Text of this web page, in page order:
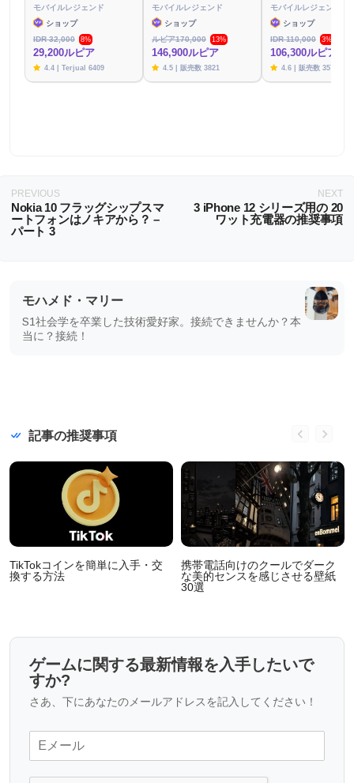
モバイルレジェンド
ショップ
IDR 32,000
8%
29,200ルピア
4.4 | Terjual 6409
モバイルレジェンド
ショップ
ルピア170,000
13%
146,900ルピア
4.5 | 販売数 3821
モバイルレジェンド
ショップ
IDR 110,000
3%
106,300ルピア
4.6 | 販売数 3576
PREVIOUS
Nokia 10 フラッグシップスマ
ートフォンはノキアから？ –
パート 3
NEXT
3 iPhone 12 シリーズ用の 20
ワット充電器の推奨事項
モハメド・マリー
S1社会学を卒業した技術愛好家。接続できませんか？本
当に？接続！
記事の推奨事項
TikTokコインを簡単に入手・交
換する方法
携帯電話向けのクールでダーク
な美的センスを感じさせる壁紙
30選
ゲームに関する最新情報を入手したいで
すか?
さあ、下にあなたのメールアドレスを記入してください！